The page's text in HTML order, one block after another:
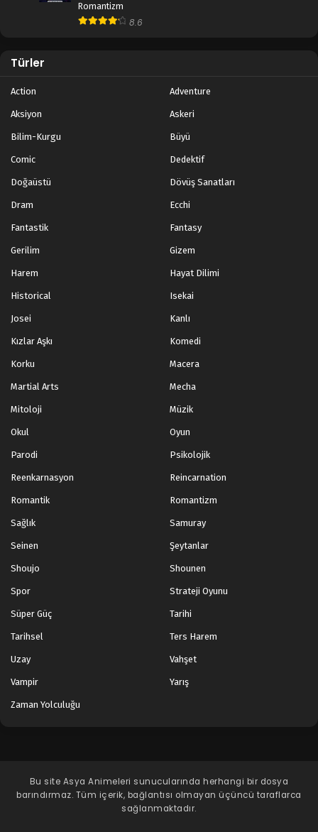
Romantizm
8.6
Türler
Action Adventure
Aksiyon Askeri
Bilim-Kurgu Büyü
Comic Dedektif
Doğaüstü Dövüş Sanatları
Dram Ecchi
Fantastik Fantasy
Gerilim Gizem
Harem Hayat Dilimi
Historical Isekai
Josei Kanlı
Kızlar Aşkı Komedi
Korku Macera
Martial Arts Mecha
Mitoloji Müzik
Okul Oyun
Parodi Psikolojik
Reenkarnasyon Reincarnation
Romantik Romantizm
Sağlık Samuray
Seinen Şeytanlar
Shoujo Shounen
Spor Strateji Oyunu
Süper Güç Tarihi
Tarihsel Ters Harem
Uzay Vahşet
Vampir Yarış
Zaman Yolculuğu
Bu site Asya Animeleri sunucularında herhangi bir dosya
barındırmaz. Tüm içerik, bağlantısı olmayan üçüncü taraflarca
sağlanmaktadır.